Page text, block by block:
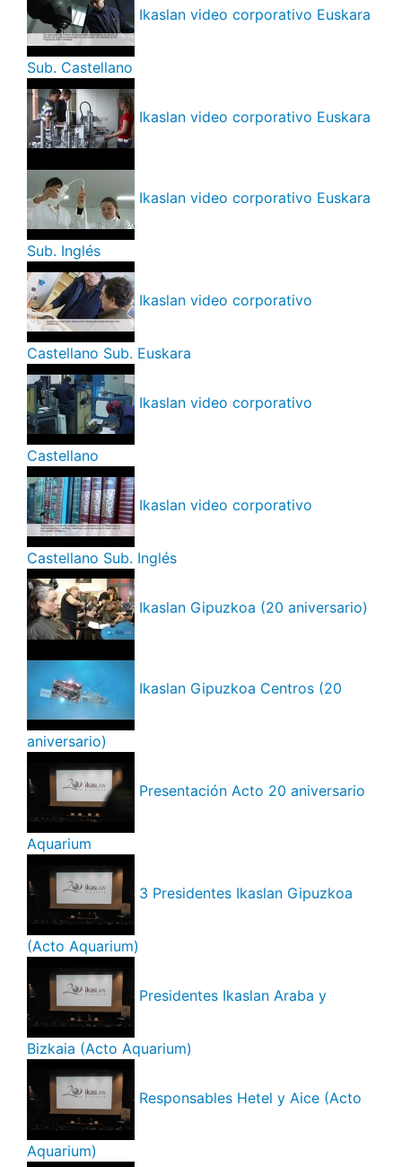
Ikaslan video corporativo Euskara
Sub. Castellano
Ikaslan video corporativo Euskara
Ikaslan video corporativo Euskara
Sub. Inglés
Ikaslan video corporativo
Castellano Sub. Euskara
Ikaslan video corporativo
Castellano
Ikaslan video corporativo
Castellano Sub. Inglés
Ikaslan Gipuzkoa (20 aniversario)
Ikaslan Gipuzkoa Centros (20
aniversario)
Presentación Acto 20 aniversario
Aquarium
3 Presidentes Ikaslan Gipuzkoa
(Acto Aquarium)
Presidentes Ikaslan Araba y
Bizkaia (Acto Aquarium)
Responsables Hetel y Aice (Acto
Aquarium)